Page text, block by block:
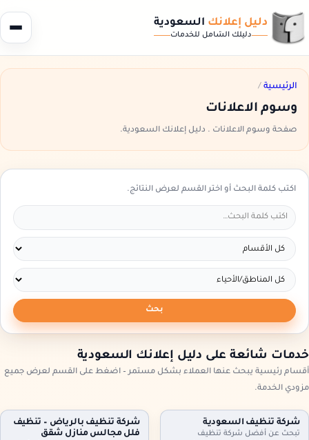
دليل إعلانك السعودية
دليلك الشامل للخدمات
الرئيسية /
وسوم الاعلانات
صفحة وسوم الاعلانات . دليل إعلانك السعودية.
اكتب كلمة البحث أو اختر القسم لعرض النتائج.
بحث
خدمات شائعة على دليل إعلانك السعودية
أقسام رئيسية يبحث عنها العملاء بشكل مستمر – اضغط على القسم لعرض جميع
مزودي الخدمة.
شركة تنظيف السعودية
تبحث عن أفضل شركة تنظيف
شركة تنظيف بالرياض – تنظيف
فلل مجالس منازل شقق